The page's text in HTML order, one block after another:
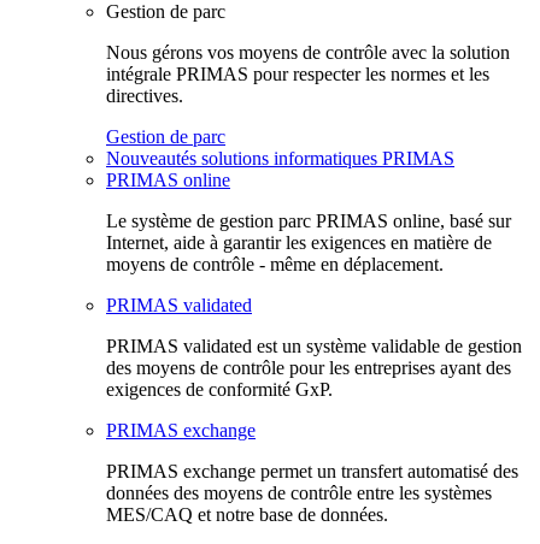
Gestion de parc
Nous gérons vos moyens de contrôle avec la solution
intégrale PRIMAS pour respecter les normes et les
directives.
Gestion de parc
Nouveautés solutions informatiques PRIMAS
PRIMAS online
Le système de gestion parc PRIMAS online, basé sur
Internet, aide à garantir les exigences en matière de
moyens de contrôle - même en déplacement.
PRIMAS validated
PRIMAS validated est un système validable de gestion
des moyens de contrôle pour les entreprises ayant des
exigences de conformité GxP.
PRIMAS exchange
PRIMAS exchange permet un transfert automatisé des
données des moyens de contrôle entre les systèmes
MES/CAQ et notre base de données.